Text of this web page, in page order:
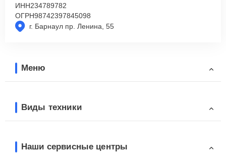
г. Барнаул пр. Ленина, 55
ИНН234789782
ОГРН98742397845098
Меню
Виды техники
Наши сервисные центры